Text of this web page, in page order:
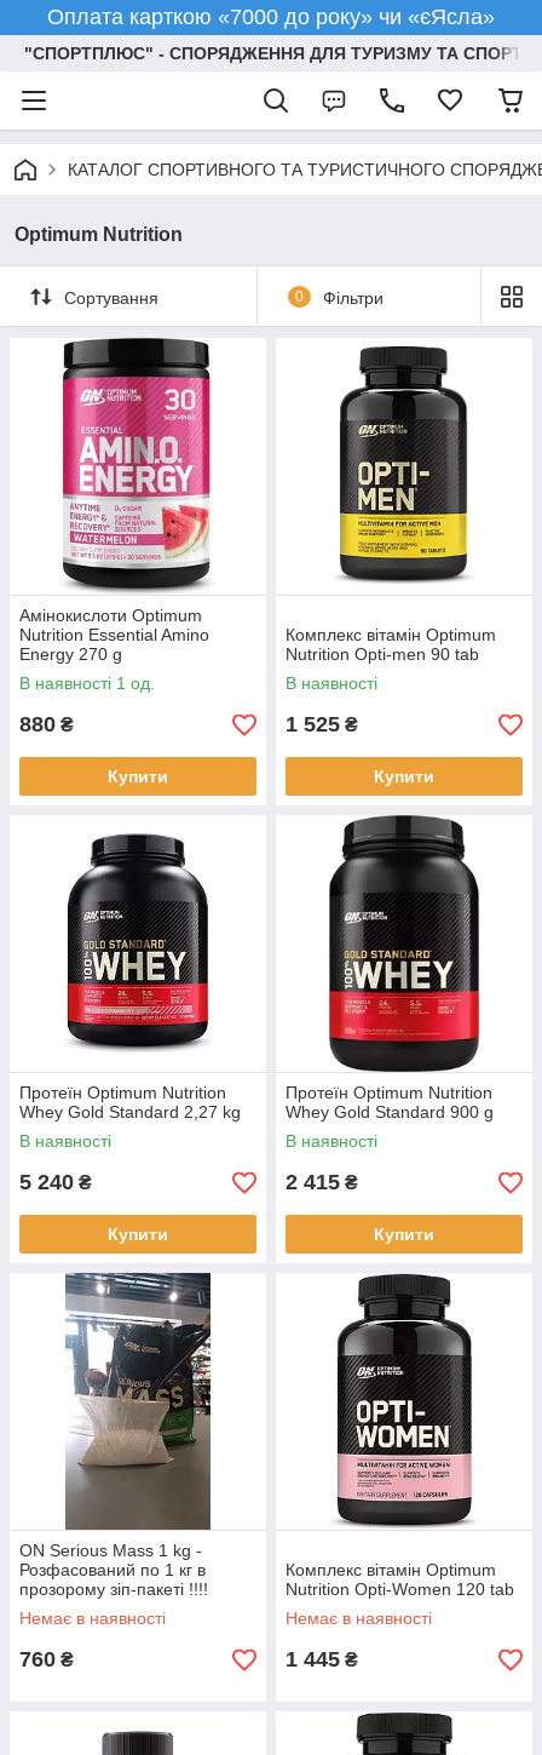
Оплата карткою «7000 до року» чи «єЯсла»
"СПОРТПЛЮС" - СПОРЯДЖЕННЯ ДЛЯ ТУРИЗМУ ТА СПОРТУ
КАТАЛОГ СПОРТИВНОГО ТА ТУРИСТИЧНОГО
Optimum Nutrition
Сортування 0 Фільтри
Амінокислоти Optimum
Nutrition Essential Amino
Energy 270 g
В наявності 1 од.
880 ₴
Купити
Комплекс вітамін Optimum
Nutrition Opti-men 90 tab
В наявності
1 525 ₴
Купити
Протеїн Optimum Nutrition
Whey Gold Standard 2,27 kg
В наявності
5 240 ₴
Купити
Протеїн Optimum Nutrition
Whey Gold Standard 900 g
В наявності
2 415 ₴
Купити
ON Serious Mass 1 kg -
Розфасований по 1 кг в
прозорому зіп-пакеті !!!!
Немає в наявності
760 ₴
Комплекс вітамін Optimum
Nutrition Opti-Women 120 tab
Немає в наявності
1 445 ₴